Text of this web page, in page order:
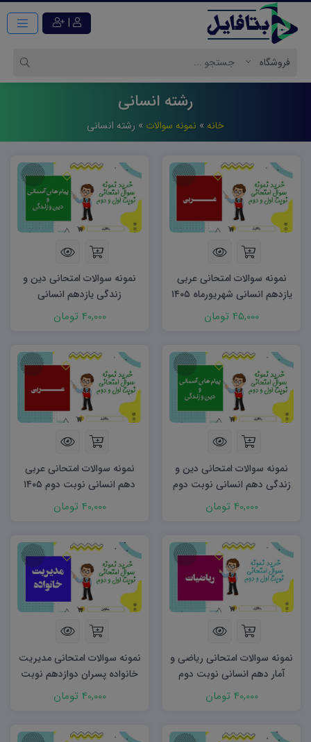
|
رشته انسانی
خانه » نمونه سوالات » رشته انسانی
نمونه سوالات امتحانی عربی
یازدهم انسانی شهریورماه ۱۴۰۵
word45,000 تومان
نمونه سوالات امتحانی دین و
زندگی یازدهم انسانی
شهریورماه ۱۴۰۵ word
40,000 تومان
نمونه سوالات امتحانی دین و
زندگی دهم انسانی نوبت دوم
۱۴۰۵ word
40,000 تومان
نمونه سوالات امتحانی عربی
دهم انسانی نوبت دوم ۱۴۰۵
word40,000 تومان
نمونه سوالات امتحانی ریاضی و
آمار دهم انسانی نوبت دوم
۱۴۰۵ word
40,000 تومان
نمونه سوالات امتحانی مدیریت
خانواده پسران دوازدهم نوبت
40,000 تومان